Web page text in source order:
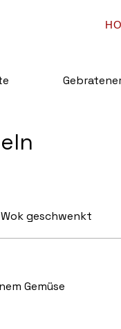
geschwenkt
Gemüse